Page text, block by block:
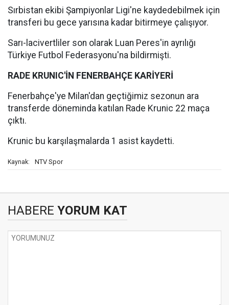
Sırbistan ekibi Şampiyonlar Ligi'ne kaydedebilmek için
transferi bu gece yarısına kadar bitirmeye çalışıyor.
Sarı-lacivertliler son olarak Luan Peres'in ayrılığı
Türkiye Futbol Federasyonu'na bildirmişti.
RADE KRUNIC'İN FENERBAHÇE KARİYERİ
Fenerbahçe'ye Milan'dan geçtiğimiz sezonun ara
transferde döneminda katılan Rade Krunic 22 maça
çıktı.
Krunic bu karşılaşmalarda 1 asist kaydetti.
Kaynak: NTV Spor
HABERE YORUM KAT